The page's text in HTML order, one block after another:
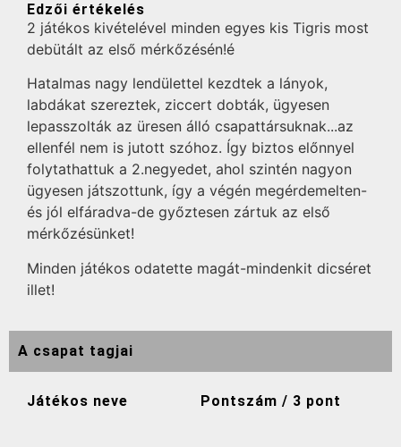
Edzői értékelés
2 játékos kivételével minden egyes kis Tigris most
debütált az első mérkőzésén!é
Hatalmas nagy lendülettel kezdtek a lányok,
labdákat szereztek, ziccert dobták, ügyesen
lepasszolták az üresen álló csapattársuknak...az
ellenfél nem is jutott szóhoz. Így biztos előnnyel
folytathattuk a 2.negyedet, ahol szintén nagyon
ügyesen játszottunk, így a végén megérdemelten-
és jól elfáradva-de győztesen zártuk az első
mérkőzésünket!
Minden játékos odatette magát-mindenkit dicséret
illet!
A csapat tagjai
Játékos neve Pontszám / 3 pont